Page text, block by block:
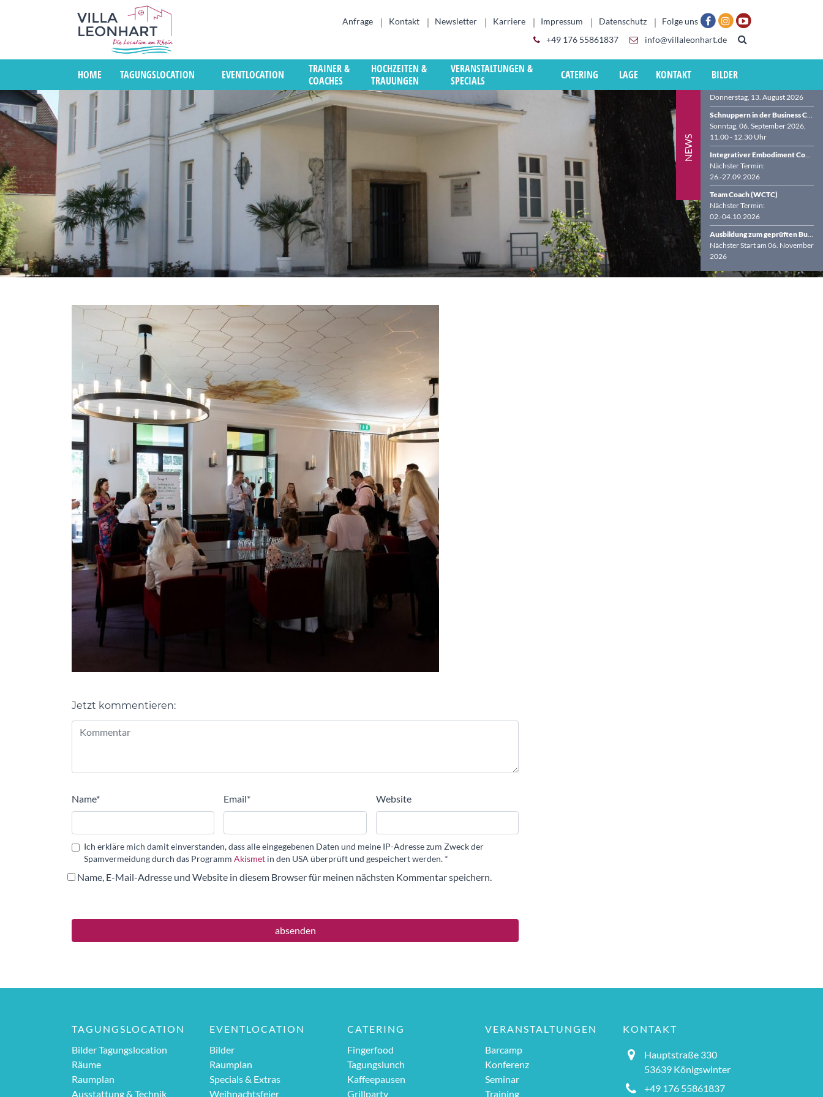
Anfrage Kontakt Newsletter Karriere Impressum Datenschutz
Folge uns
+49 176 55861837
info@villaleonhart.de
HOME TAGUNGSLOCATION EVENTLOCATION
TRAINER &
COACHES
HOCHZEITEN &
TRAUUNGEN
VERANSTALTUNGEN &
SPECIALS
CATERING LAGE KONTAKT BILDER
NEWS
Donnerstag, 13. August 2026
Schnuppern in der Business Coach-Ausbildung in der VILLA LEONHART
Sonntag, 06. September 2026,
11.00 - 12.30 Uhr
Integrativer Embodiment Coach (WCTC)
Nächster Termin:
26.-27.09.2026
Team Coach (WCTC)
Nächster Termin:
02.-04.10.2026
Ausbildung zum geprüften Business Coach (BDVT & WCTC)
Nächster Start am 06. November
2026
Jetzt kommentieren:
Name* Email* Website
Ich erkläre mich damit einverstanden, dass alle eingegebenen Daten und meine IP-Adresse zum Zweck der
Spamvermeidung durch das Programm Akismet in den USA überprüft und gespeichert werden. *
Name, E-Mail-Adresse und Website in diesem Browser für meinen nächsten Kommentar speichern.
Alternative:
TAGUNGSLOCATION
Bilder Tagungslocation
Räume
Raumplan
Ausstattung & Technik
EVENTLOCATION
Bilder
Raumplan
Specials & Extras
Weihnachtsfeier
CATERING
Fingerfood
Tagungslunch
Kaffeepausen
Grillparty
VERANSTALTUNGEN
Barcamp
Konferenz
Seminar
Training
KONTAKT
Hauptstraße 330
53639 Königswinter
+49 176 55861837